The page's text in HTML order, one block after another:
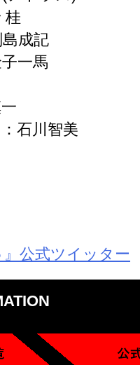
桂
成記
一馬
石川智美
公式ツイッター